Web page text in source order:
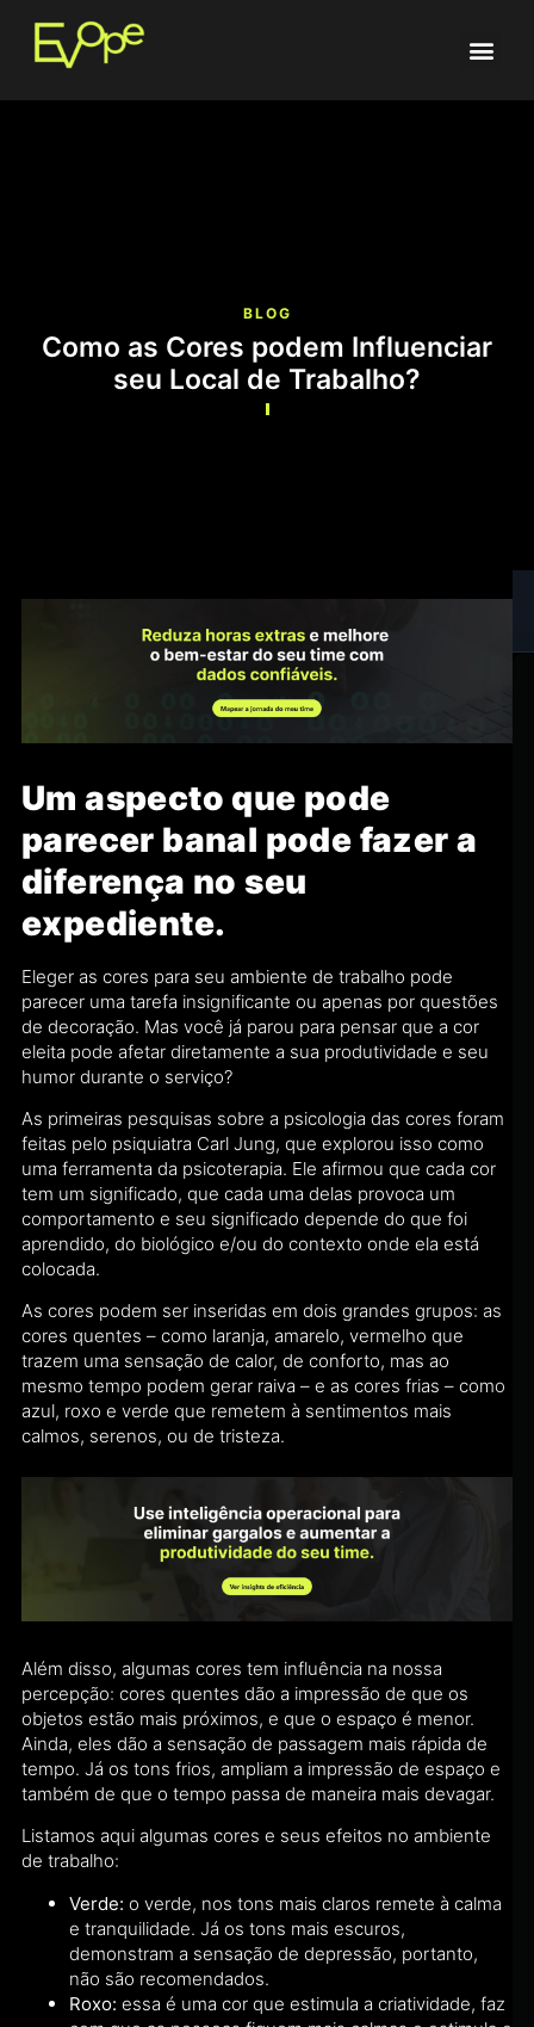
BLOG
Como as Cores podem Influenciar
seu Local de Trabalho?
Um aspecto que pode
parecer banal pode fazer a
diferença no seu
expediente.
Eleger as cores para seu ambiente de trabalho pode
parecer uma tarefa insignificante ou apenas por questões
de decoração. Mas você já parou para pensar que a cor
eleita pode afetar diretamente a sua produtividade e seu
humor durante o serviço?
As primeiras pesquisas sobre a psicologia das cores foram
feitas pelo psiquiatra Carl Jung, que explorou isso como
uma ferramenta da psicoterapia. Ele afirmou que cada cor
tem um significado, que cada uma delas provoca um
comportamento e seu significado depende do que foi
aprendido, do biológico e/ou do contexto onde ela está
colocada.
As cores podem ser inseridas em dois grandes grupos: as
cores quentes – como laranja, amarelo, vermelho que
trazem uma sensação de calor, de conforto, mas ao
mesmo tempo podem gerar raiva – e as cores frias – como
azul, roxo e verde que remetem à sentimentos mais
calmos, serenos, ou de tristeza.
Além disso, algumas cores tem influência na nossa
percepção: cores quentes dão a impressão de que os
objetos estão mais próximos, e que o espaço é menor.
Ainda, eles dão a sensação de passagem mais rápida de
tempo. Já os tons frios, ampliam a impressão de espaço e
também de que o tempo passa de maneira mais devagar.
Listamos aqui algumas cores e seus efeitos no ambiente
de trabalho:
Verde: o verde, nos tons mais claros remete à calma
e tranquilidade. Já os tons mais escuros,
demonstram a sensação de depressão, portanto,
não são recomendados.
Roxo: essa é uma cor que estimula a criatividade, faz